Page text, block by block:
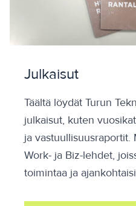
Julkaisut
Täältä löydät Turun
julkaisut, kuten
ja vastuullisuusraportit.
Work- ja Biz-lehdet,
toimintaa ja